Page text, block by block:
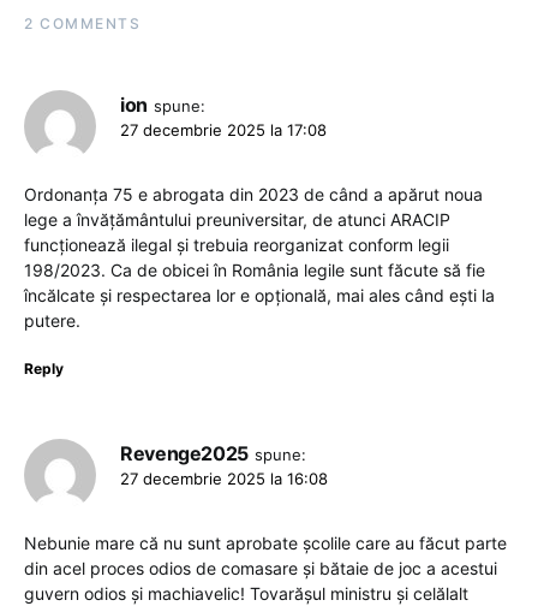
2 COMMENTS
ion spune:
27 decembrie 2025 la 17:08
Ordonanța 75 e abrogata din 2023 de când a apărut noua
lege a învățământului preuniversitar, de atunci ARACIP
funcționează ilegal și trebuia reorganizat conform legii
198/2023. Ca de obicei în România legile sunt făcute să fie
încălcate și respectarea lor e opțională, mai ales când ești la
putere.
Reply
Revenge2025 spune:
27 decembrie 2025 la 16:08
Nebunie mare că nu sunt aprobate școlile care au făcut parte
din acel proces odios de comasare și bătaie de joc a acestui
guvern odios și machiavelic! Tovarășul ministru și celălalt